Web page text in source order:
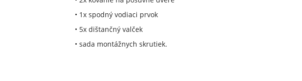
• 1x spodný vodiaci prvok
• 5x dištančný valček
• sada montážnych skrutiek.